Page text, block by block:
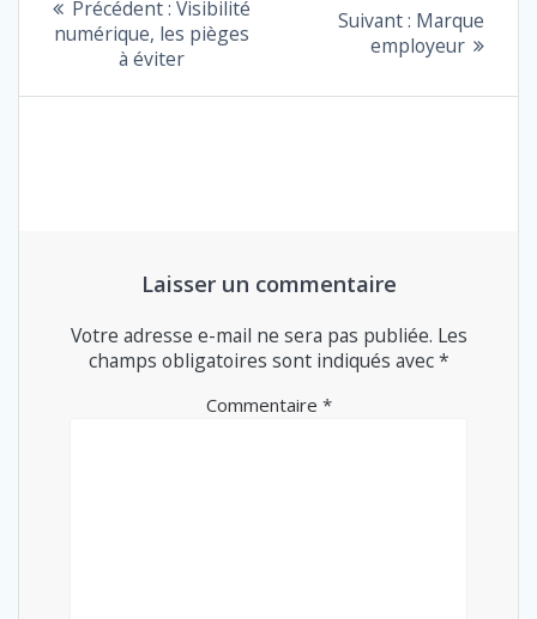
DE
L’ARTICLE
Précédent : Article
précédent
:
Visibilité
numérique, les pièges
à éviter
Suivant : Article
suivant
Marque
employeur
Laisser un commentaire
Votre adresse e-mail ne sera pas publiée. Les
champs obligatoires sont indiqués avec*
Commentaire *